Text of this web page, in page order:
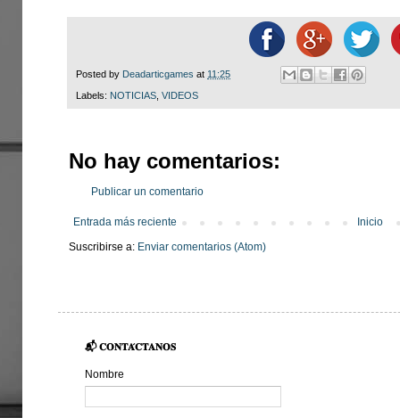
Posted by Deadarticgames at 11:25
Labels: NOTICIAS VIDEOS
No hay comentarios:
Publicar un comentario
Entrada más reciente
Inicio
Suscribirse a: Enviar comentarios (Atom)
📬 𝐂𝐎𝐍𝐓𝐀́𝐂𝐓𝐀𝐍𝐎𝐒
Nombre